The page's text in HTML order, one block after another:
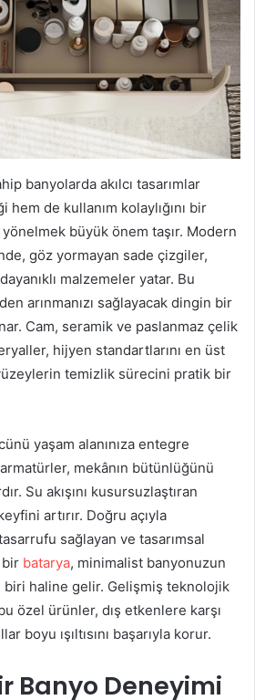
banyolarda akılcı tasarımlar
de kullanım kolaylığını bir
büyük önem taşır. Modern
göz yormayan sade çizgiler,
malzemeler yatar. Bu
arınmanızı sağlayacak dingin bir
Cam, seramik ve paslanmaz çelik
hijyen standartlarını en üst
temizlik sürecini pratik bir
yaşam alanınıza entegre
mekânın bütünlüğünü
Su akışını kusursuzlaştıran
artırır. Doğru açıyla
sağlayan ve tasarımsal
bir batarya, minimalist banyonuzun
biri haline gelir. Gelişmiş teknolojik
özel ürünler, dış etkenlere karşı
boyu ışıltısını başarıyla korur.
Banyo Deneyimi